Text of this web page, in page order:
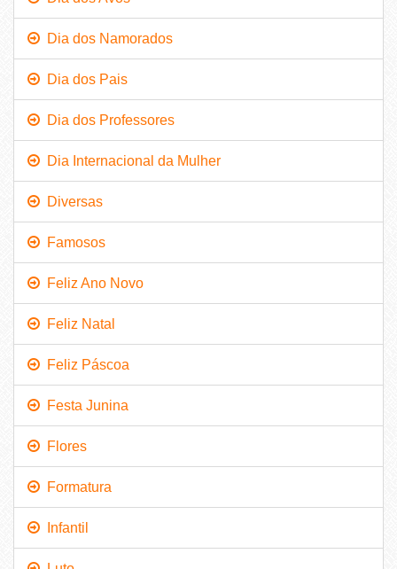
Dia dos Namorados
Dia dos Pais
Dia dos Professores
Dia Internacional da Mulher
Diversas
Famosos
Feliz Ano Novo
Feliz Natal
Feliz Páscoa
Festa Junina
Flores
Formatura
Infantil